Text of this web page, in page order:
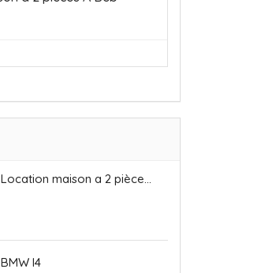
Location maison a 2 pièce...
BMW I4